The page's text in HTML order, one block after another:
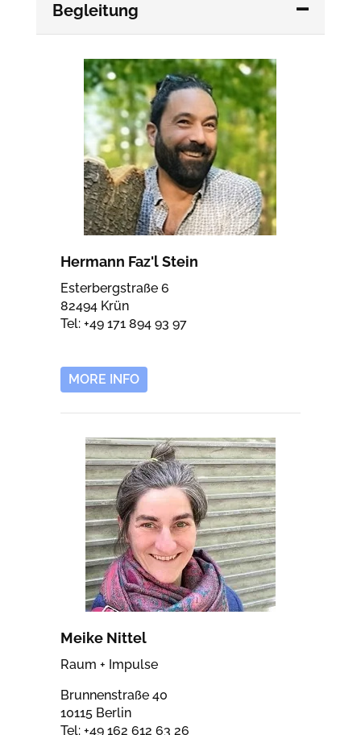
Begleitung
Hermann Faz'l Stein
Esterbergstraße 6
82494 Krün
Tel: +49 171 894 93 97
MORE INFO
Meike Nittel
Raum + Impulse
Brunnenstraße 40
10115 Berlin
Tel: +49 162 612 63 26